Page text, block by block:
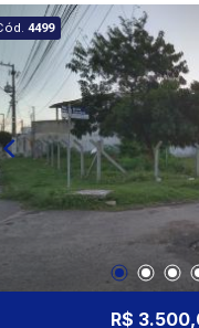
de infraestrutura
de clientes qualificados. Para mais
detalhes sobre o
uma visita, clique no
WhatsApp abaixo.
pronta para te ajudar!
Imobiliária - PJ 208
4499
R$